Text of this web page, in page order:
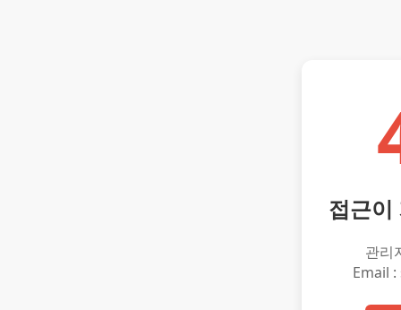
접근이
관리
Email